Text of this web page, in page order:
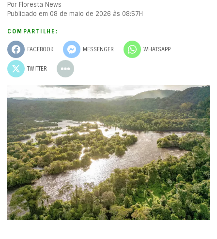
Por Floresta News
Publicado em 08 de maio de 2026 às 08:57H
COMPARTILHE:
FACEBOOK MESSENGER WHATSAPP
TWITTER